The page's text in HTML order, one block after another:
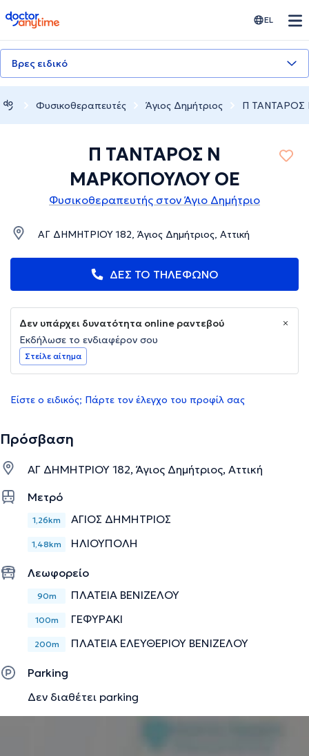
doctoranytime EL
Βρες ειδικό
Φυσικοθεραπευτές Άγιος Δημήτριος Π
Π ΤΑΝΤΑΡΟΣ Ν
ΜΑΡΚΟΠΟΥΛΟΥ ΟΕ
Φυσικοθεραπευτής στον Άγιο Δημήτριο
ΑΓ ΔΗΜΗΤΡΙΟΥ 182, Άγιος Δημήτριος, Αττική
ΔΕΣ ΤΟ ΤΗΛΕΦΩΝΟ
Δεν υπάρχει δυνατότητα online ραντεβού
Εκδήλωσε το ενδιαφέρον σου
Στείλε αίτημα
Είστε ο ειδικός; Πάρτε τον έλεγχο του προφίλ σας
Πρόσβαση
ΑΓ ΔΗΜΗΤΡΙΟΥ 182, Άγιος Δημήτριος, Αττική
Μετρό
1,26km ΑΓΙΟΣ ΔΗΜΗΤΡΙΟΣ
1,48km ΗΛΙΟΥΠΟΛΗ
Λεωφορείο
90m ΠΛΑΤΕΙΑ ΒΕΝΙΖΕΛΟΥ
100m ΓΕΦΥΡΑΚΙ
200m ΠΛΑΤΕΙΑ ΕΛΕΥΘΕΡΙΟΥ ΒΕΝΙΖΕΛΟΥ
Parking
Δεν διαθέτει parking